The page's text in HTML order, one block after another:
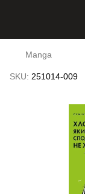
Manga
SKU: 251014-009